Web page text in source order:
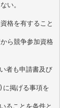
い。
格を有すること
ら競争参加資格
者も申請書及び
掲げる事項を
ることを条件と